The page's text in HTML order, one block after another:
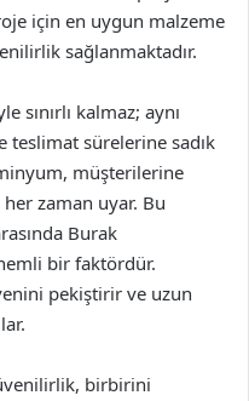
için en uygun malzeme
sağlanmaktadır.
sınırlı kalmaz; aynı
teslimat sürelerine sadık
müşterilerine
zaman uyar. Bu
Burak
bir faktördür.
pekiştirir ve uzun
birbirini